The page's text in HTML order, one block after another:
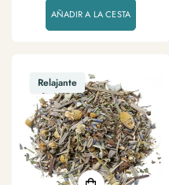
AÑADIR A LA CESTA
Relajante